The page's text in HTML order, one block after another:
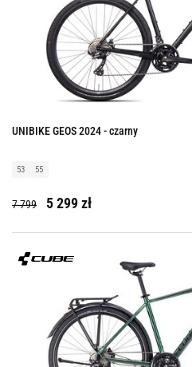
UNIBIKE GEOS 2024 - czarny
53 55
7 799 5 299 zł